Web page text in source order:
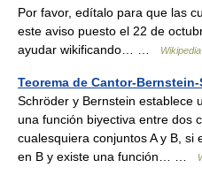
Por favor, edítalo para que las
este aviso puesto el 22 de
ayudar wikificando… …
Teorema de Cantor-
Schröder y Bernstein establece
una función biyectiva entre dos
cualesquiera conjuntos A y B, si
en B y existe una función… …